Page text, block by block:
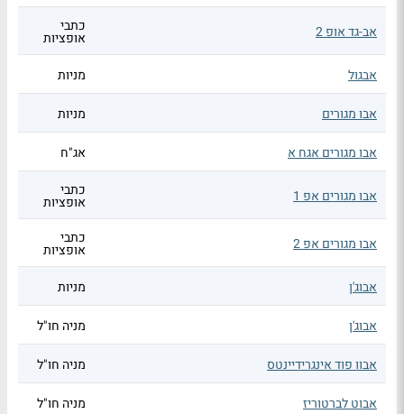
אב-גד אופ 2 כתבי
אופציות
אבגול
מניות
אבו מגורים מניות
אבו מגורים אגח א אג"ח
אבו מגורים אפ 1 כתבי
אופציות
אבו מגורים אפ 2 כתבי
אופציות
אבוג'ן
מניות
אבוג'ן מניה חו"ל
אבוו פוד אינגרידיינטס מניה חו"ל
אבוט לברטוריז מניה חו"ל